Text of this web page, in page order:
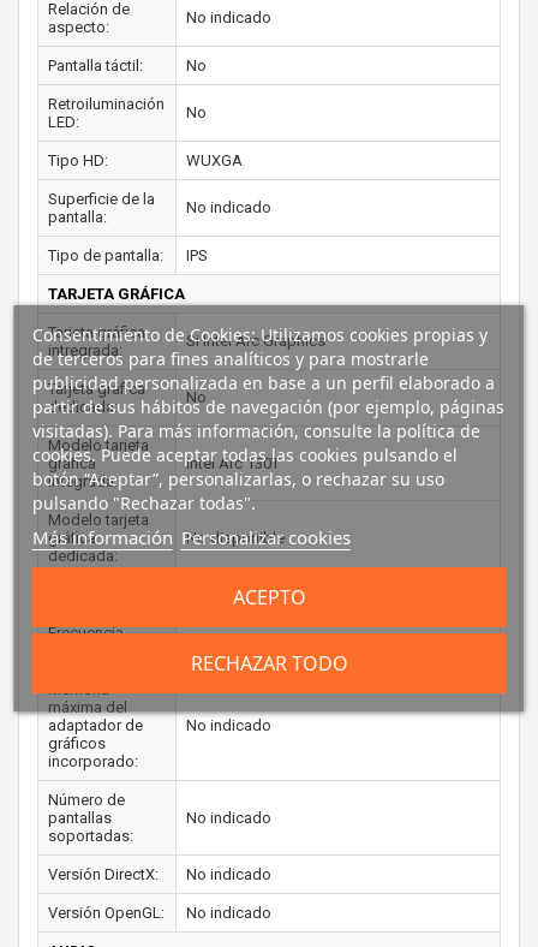
Relación de
aspecto:
No indicado
Pantalla táctil: No
Retroiluminación
LED:
No
Tipo HD: WUXGA
Superficie de la
pantalla:
No indicado
Tipo de pantalla: IPS
TARJETA GRÁFICA
Tarjeta gráfica
intregrada:
Si Intel Arc Graphics
Tarjeta gráfica
dedicada:
No
Modelo tarjeta
gráfica
integrada:
Intel Arc 130T
Modelo tarjeta
gráfica
dedicada:
No disponible
No indicado
Frecuencia
máxima del
adaptador de
gráficos
incorporado:
No indicado
Número de
pantallas
soportadas:
No indicado
Versión DirectX: No indicado
Versión OpenGL: No indicado
Consentimiento de Cookies: Utilizamos cookies propias y
de terceros para fines analíticos y para mostrarle
publicidad personalizada en base a un perfil elaborado a
partir de sus hábitos de navegación (por ejemplo, páginas
visitadas). Para más información, consulte la política de
cookies. Puede aceptar todas las cookies pulsando el
botón “Aceptar”, personalizarlas, o rechazar su uso
pulsando "Rechazar todas".
Más información Personalizar cookies
RECHAZAR TODO
ACEPTO